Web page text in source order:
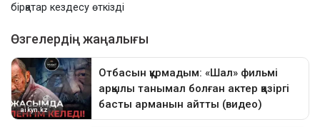
бірқатар кездесу өткізді